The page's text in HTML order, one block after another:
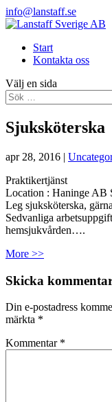
info@lanstaff.se
Start
Kontakta oss
Välj en sida
Sjuksköterska
apr 28, 2016 |
Praktikertjänst
Location : Haninge AB
Leg sjuksköterska,
Sedvanliga
hemsjukvården….
More >>
Skicka
Din e-postadress
märkta *
Kommentar *